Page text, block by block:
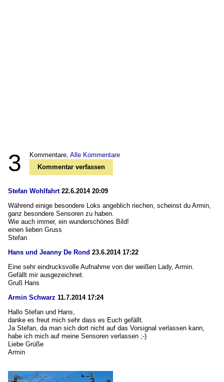
3 Kommentare, Alle Kommentare
Kommentar verfassen
Stefan Wohlfahrt22.6.2014 20:09
Während einige besondere Loks angeblich riechen, scheinst du Armin,
ganz besondere Sensoren zu haben.
Wie auch immer, ein wunderschönes Bild!
einen lieben Gruss
Stefan
Hans und Jeanny De Rond 23.6.2014 17:22
Eine sehr eindrucksvolle Aufnahme von der weißen Lady, Armin.
Gefällt mir ausgezeichnet.
Gruß Hans
Armin Schwarz 11.7.2014 17:24
Hallo Stefan und Hans,
danke es freut mich sehr dass es Euch gefällt.
Ja Stefan, da man sich dort nicht auf das Vorsignal verlassen kann,
habe ich mich auf meine Sensoren verlassen ;-)
Liebe Grüße
Armin